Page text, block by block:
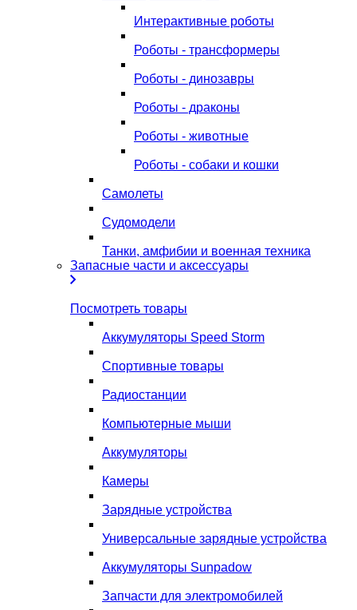
Интерактивные роботы
Роботы - трансформеры
Роботы - динозавры
Роботы - драконы
Роботы - животные
Роботы - собаки и кошки
Самолеты
Судомодели
Танки, амфибии и военная техника
Запасные части и аксессуары
Посмотреть товары
Аккумуляторы Speed Storm
Спортивные товары
Радиостанции
Компьютерные мыши
Аккумуляторы
Камеры
Зарядные устройства
Универсальные зарядные устройства
Аккумуляторы Sunpadow
Запчасти для электромобилей